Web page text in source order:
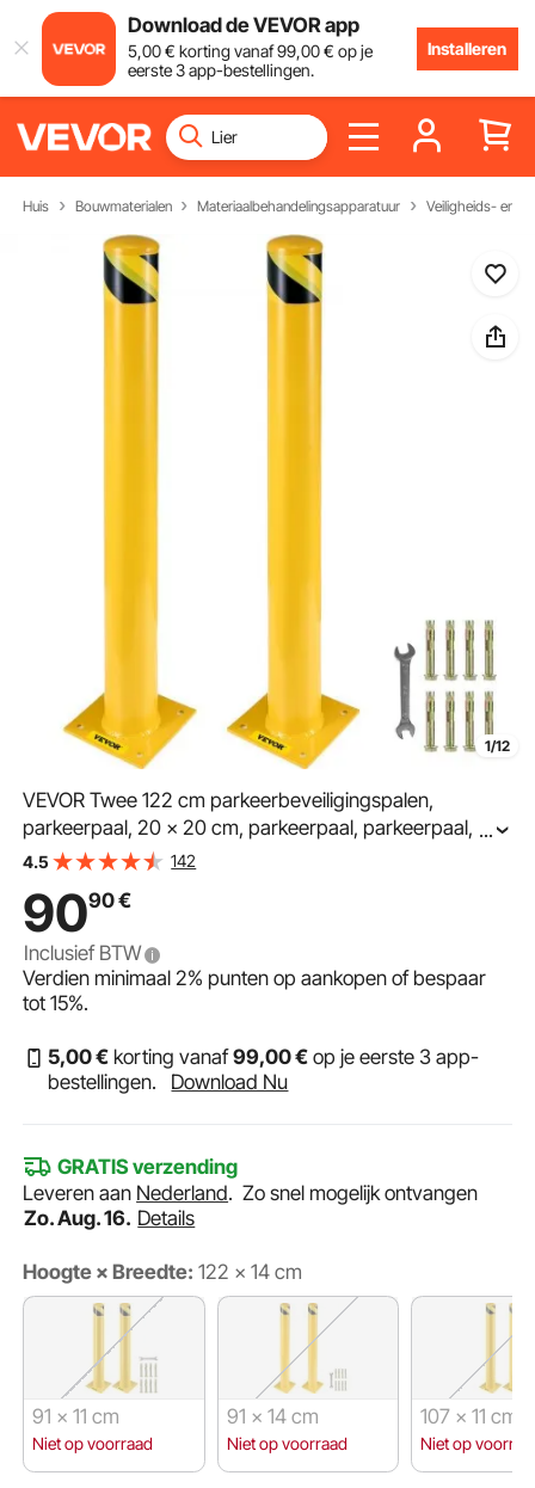
Download de VEVOR app
5,00€ korting vanaf99,00€ op je
eerste 3 app-bestellingen.
Installeren
Huis Bouwmaterialen Materiaalbehandelingsapparatuur Veiligheids- en
1/12
VEVOR Twee 122 cm parkeerbeveiligingspalen,
parkeerpaal, 20 x 20 cm, parkeerpaal, parkeerpaal,
verkeersbuispaal, geschikt voor binnen- en
...
4.5 142
9090€
Inclusief BTW
Verdien minimaal2% punten op aankopen of bespaar
tot15%.
5,00€ korting vanaf99,00€ op je eerste 3 app-
bestellingen.
Download Nu
GRATIS verzending
Leveren aan Nederland.Zo snel mogelijk ontvangen
Zo. Aug. 16. Details
Hoogte × Breedte: 122 × 14 cm
91 × 11 cm
Niet op voorraad
91 × 14 cm
Niet op voorraad
107 × 11 cm
Niet op